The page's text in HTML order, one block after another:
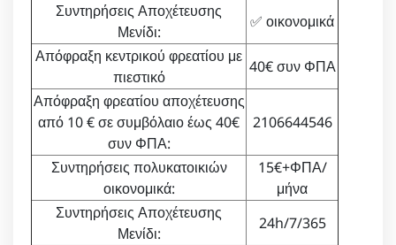
Συντηρήσεις Αποχέτευσης
Μενίδι:
✅ οικονομικά
Απόφραξη κεντρικού φρεατίου με
πιεστικό
40€ συν ΦΠΑ
Απόφραξη φρεατίου αποχέτευσης
από 10 € σε συμβόλαιο έως 40€
συν ΦΠΑ:
2106644546
Συντηρήσεις πολυκατοικιών
οικονομικά:
15€+ΦΠΑ/
μήνα
Συντηρήσεις Αποχέτευσης
Μενίδι:
24h/7/365